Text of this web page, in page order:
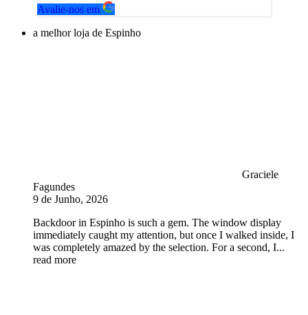
Avalie-nos em
a melhor loja de Espinho
Graciele
Fagundes
9 de Junho, 2026
Backdoor in Espinho is such a gem. The window display
immediately caught my attention, but once I walked inside, I
was completely amazed by the selection. For a second, I...
read more